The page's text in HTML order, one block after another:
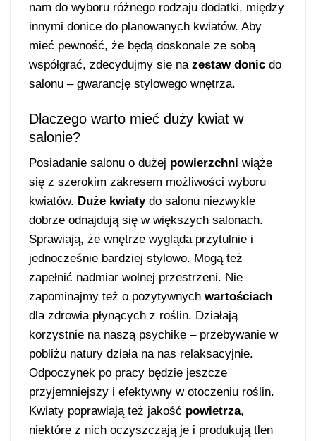
nam do wyboru różnego rodzaju dodatki, między
innymi donice do planowanych kwiatów. Aby
mieć pewność, że będą doskonale ze sobą
współgrać, zdecydujmy się na zestaw donicdo
salonu – gwarancję stylowego wnętrza.
Dlaczego warto mieć duży kwiat w
salonie?
Posiadanie salonu o dużej powierzchni wiąże
się z szerokim zakresem możliwości wyboru
kwiatów. Duże kwiatydo salonu niezwykle
dobrze odnajdują się w większych salonach.
Sprawiają, że wnętrze wygląda przytulnie i
jednocześnie bardziej stylowo. Mogą też
zapełnić nadmiar wolnej przestrzeni. Nie
zapominajmy też o pozytywnych wartościach
dla zdrowia płynących z roślin. Działają
korzystnie na naszą psychikę – przebywanie w
pobliżu natury działa na nas relaksacyjnie.
Odpoczynek po pracy będzie jeszcze
przyjemniejszy i efektywny w otoczeniu roślin.
Kwiaty poprawiają też jakość powietrza,
niektóre z nich oczyszczają je i produkują tlen